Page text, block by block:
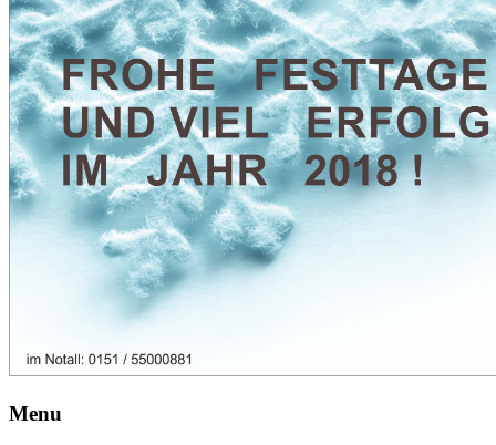
Menu